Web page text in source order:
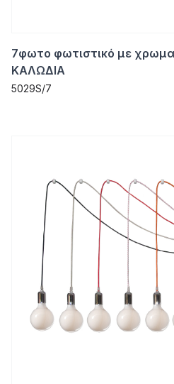
7φωτο φωτιστικό με
ΚΑΛΩΔΙΑ
5029S/7